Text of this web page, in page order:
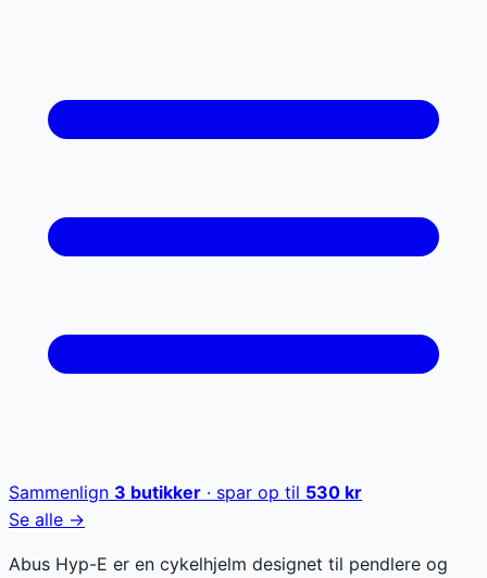
Sammenlign 3 butikker · spar op til 530 kr
Se alle →
Abus Hyp-E er en cykelhjelm designet til pendlere og